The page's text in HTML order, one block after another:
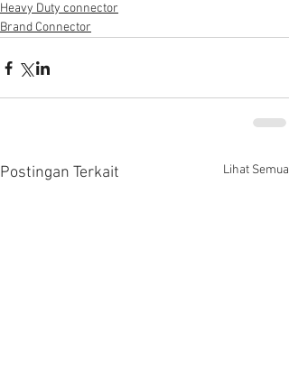
Heavy Duty connector
Brand Connector
Postingan Terkait Lihat Semua